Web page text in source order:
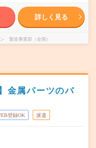
詳しく見る
製造事業部（全国）
金属パーツのバ
登録OK 派遣